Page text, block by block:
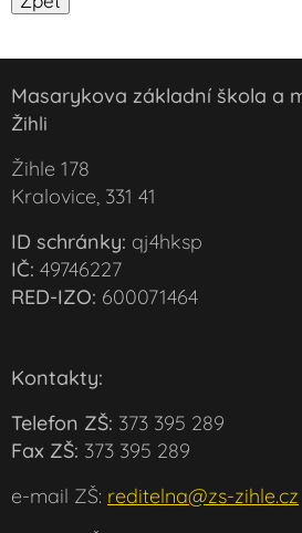
Masarykova základní škola
Žihli
Žihle 178
Kralovice, 331 41
ID schránky: qj4hksp
IČ: 49746227
RED-IZO: 600071464
Kontakty:
Telefon ZŠ: 373 395 289
Fax ZŠ: 373 395 289
e-mail ZŠ: reditelna@zs-zihle.cz